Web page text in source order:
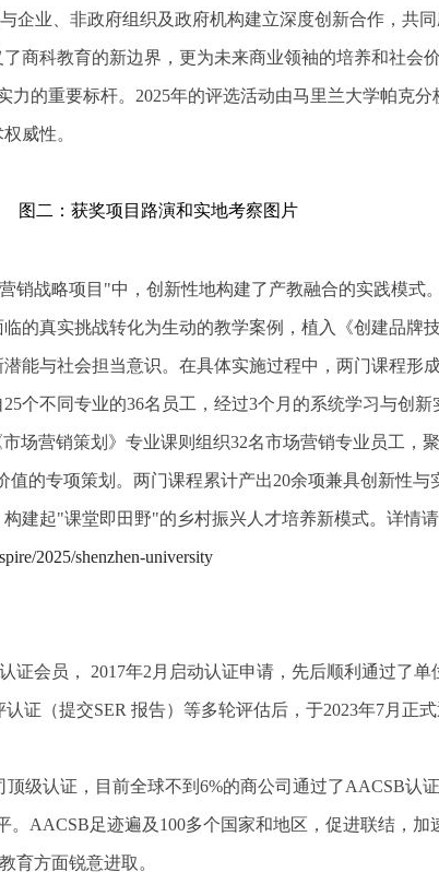
企业、非政府组织及政府机构建立深度创新合作，共
商科教育的新边界，更为未来商业领袖的培养和社会
的重要标杆。2025年的评选活动由马里兰大学帕克分
威性。
图二：获奖项目路演和实地考察图片
销战略项目"中，创新性地构建了产教融合的实践模式
的真实挑战转化为生动的教学案例，植入《创建品牌
能与社会担当意识。在具体实施过程中，两门课程形
个不同专业的36名员工，经过3个月的系统学习与创
场营销策划》专业课则组织32名市场营销专业员工，
的专项策划。两门课程累计产出20余项兼具创新性
建起"课堂即田野"的乡村振兴人才培养新模式。详情请
2025/shenzhen-university
证会员， 2017年2月启动认证申请，先后顺利通过了
证（提交SER 报告）等多轮评估后，于2023年7月正式
级认证，目前全球不到6%的商公司通过了AACSB认
AACSB足迹遍及100多个国家和地区，促进联结，加
育方面锐意进取。